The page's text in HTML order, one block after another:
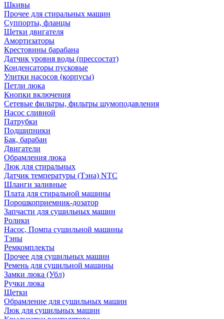
Шкивы
Прочее для стиральных машин
Суппорты, фланцы
Щетки двигателя
Амортизаторы
Крестовины барабана
Датчик уровня воды (прессостат)
Конденсаторы пусковые
Улитки насосов (корпусы)
Петли люка
Кнопки включения
Сетевые фильтры, фильтры шумоподавления
Насос сливной
Патрубки
Подшипники
Бак, барабан
Двигатели
Обрамления люка
Люк для стиральных
Датчик температуры (Тэна) NTC
Шланги заливные
Плата для стиральной машины
Порошкоприемник-дозатор
Запчасти для сушильных машин
Ролики
Насос, Помпа сушильной машины
Тэны
Ремкомплекты
Прочее для сушильных машин
Ремень для сушильной машины
Замки люка (Убл)
Ручки люка
Щетки
Обрамление для сушильных машин
Люк для сушильных машин